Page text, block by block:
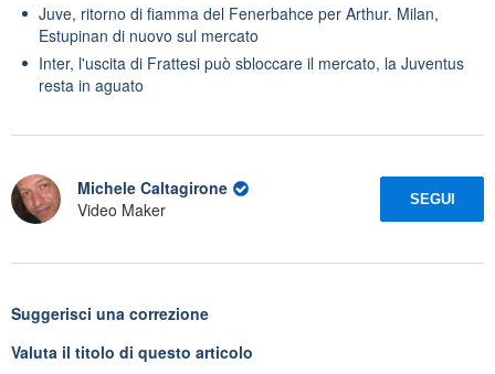
Juve, ritorno di fiamma del Fenerbahce per Arthur. Milan,
Estupinan di nuovo sul mercato
Inter, l'uscita di Frattesi può sbloccare il mercato, la Juventus
resta in aguato
Michele Caltagirone
Video Maker
SEGUI
Suggerisci una correzione
Valuta il titolo di questo articolo